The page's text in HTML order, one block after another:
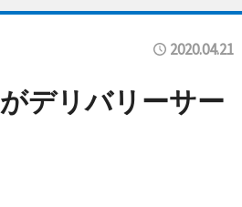
2020.04.21
デリバリーサー